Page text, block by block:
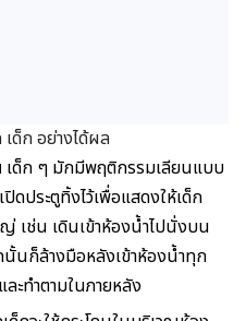
ด็ก อย่างได้ผล
เด็ก ๆ มักมีพฤติกรรมเลียนแบบ
ระตูทิ้งไว้เพื่อแสดงให้เด็ก
เช่น เดินเข้าห้องน้ำไปนั่งบน
นั้นก็ล้างมือหลังเข้าห้องน้ำทุก
ะทำตามในภายหลัง